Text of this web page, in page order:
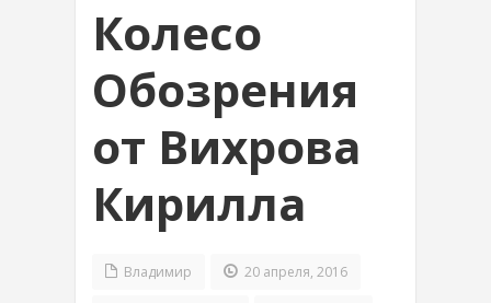
Колесо
Обозрения
от Вихрова
Кирилла
Владимир 20 апреля, 2016